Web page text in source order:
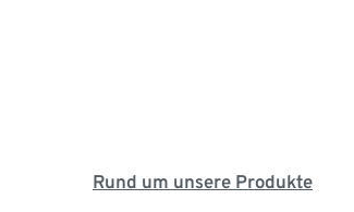
Rund um unsere Produkte